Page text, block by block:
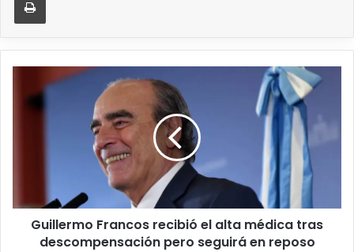
Guillermo Francos recibió el alta médica tras
descompensación pero seguirá en reposo